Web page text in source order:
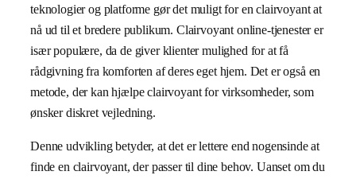
teknologier og platforme gør det muligt for en clairvoyant at
nå ud til et bredere publikum. Clairvoyant online-tjenester er
især populære, da de giver klienter mulighed for at få
rådgivning fra komforten af deres eget hjem. Det er også en
metode, der kan hjælpe clairvoyant for virksomheder, som
ønsker diskret vejledning.
Denne udvikling betyder, at det er lettere end nogensinde at
finde en clairvoyant, der passer til dine behov. Uanset om du